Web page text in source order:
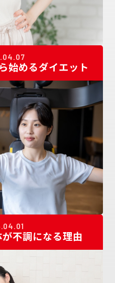
始めるダイエット
不調になる理由